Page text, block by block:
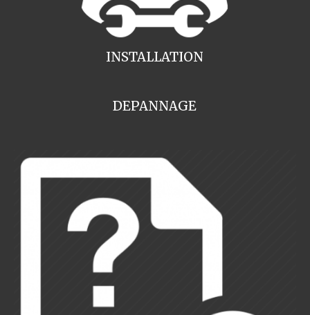
INSTALLATION
DEPANNAGE